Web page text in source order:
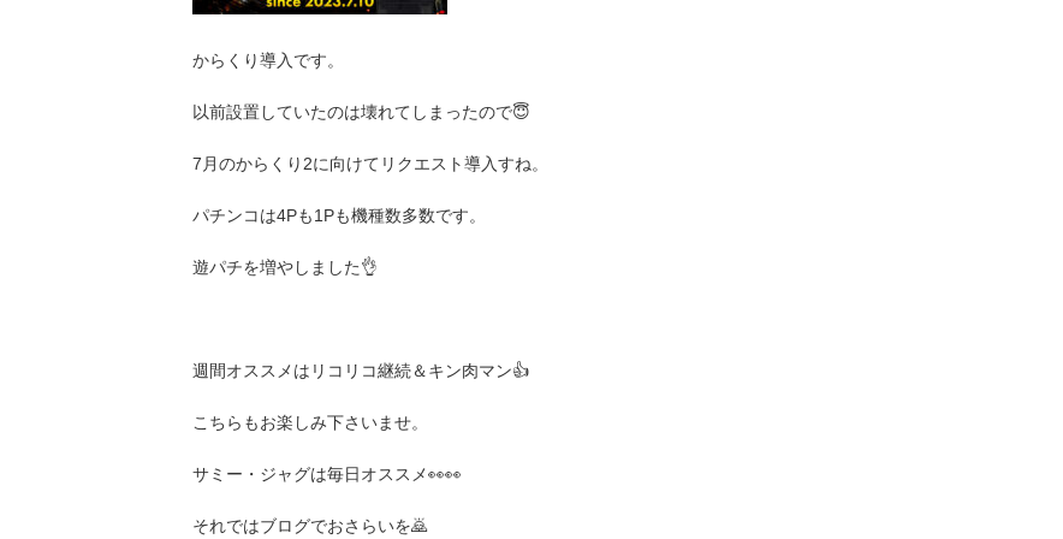
からくり導入です。
以前設置していたのは壊れてしまったので😇
7月のからくり2に向けてリクエスト導入すね。
パチンコは4Pも1Pも機種数多数です。
遊パチを増やしました👌
週間オススメはリコリコ継続＆キン肉マン👍
こちらもお楽しみ下さいませ。
サミー・ジャグは毎日オススメ👀👀
それではブログでおさらいを🙇